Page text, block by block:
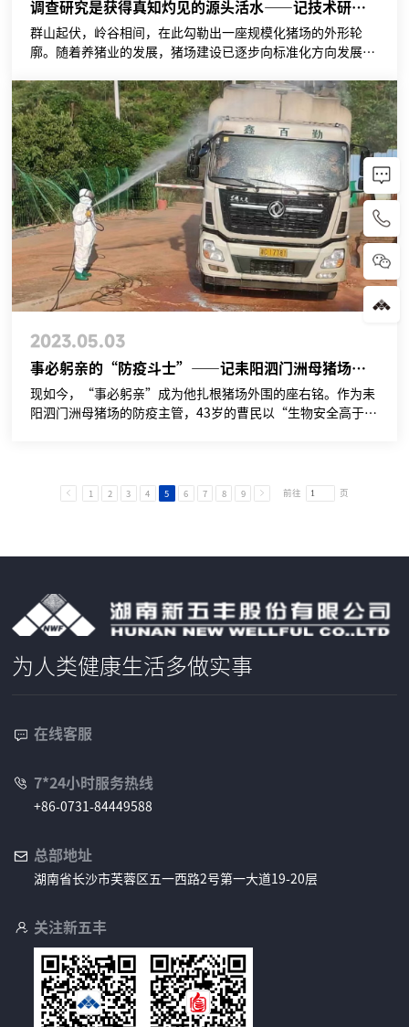
调查研究是获得真知灼见的源头活水——记技术研发部工艺设计师谢金武
群山起伏，岭谷相间，在此勾勒出一座规模化猪场的外形轮
廓。随着养猪业的发展，猪场建设已逐步向标准化方向发展，
形结构的包裹下需要深究的问题，而在新五丰，这项任务的进
展因一位95后青年职工得到改变……
2023.05.03
事必躬亲的“防疫斗士”——记耒阳泗门洲母猪场防疫主管曹民
现如今，“事必躬亲”成为他扎根猪场外围的座右铭。作为耒
阳泗门洲母猪场的防疫主管，43岁的曹民以“生物安全高于一
1 2 3 4 5 6 7 8 9 前往 页
为人类健康生活多做实事
在线客服
7*24小时服务热线
+86-0731-84449588
总部地址
湖南省长沙市芙蓉区五一西路2号第一大道19-20层
关注新五丰